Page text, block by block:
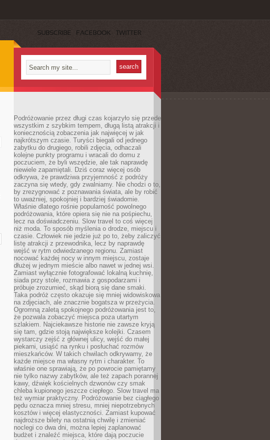
SUBSCRIBE FACEBOOK TWITTER
Podróżowanie przez długi czas kojarzyło się przede
wszystkim z szybkim tempem, długą listą atrakcji i
koniecznością zobaczenia jak najwięcej w jak
najkrótszym czasie. Turyści biegali od jednego
zabytku do drugiego, robili zdjęcia, odhaczali
kolejne punkty programu i wracali do domu z
poczuciem, że byli wszędzie, ale tak naprawdę
niewiele zapamiętali. Dziś coraz więcej osób
odkrywa, że prawdziwa przyjemność z podróży
zaczyna się wtedy, gdy zwalniamy. Nie chodzi o to,
by zrezygnować z poznawania świata, ale by robić
to uważniej, spokojniej i bardziej świadomie.
Właśnie dlatego rośnie popularność powolnego
podróżowania, które opiera się nie na pośpiechu,
lecz na doświadczeniu. Slow travel to coś więcej
niż moda. To sposób myślenia o drodze, miejscu i
czasie. Człowiek nie jedzie już po to, żeby zaliczyć
listę atrakcji z przewodnika, lecz by naprawdę
wejść w rytm odwiedzanego regionu. Zamiast
nocować każdej nocy w innym miejscu, zostaje
dłużej w jednym mieście albo nawet w jednej wsi.
Zamiast wyłącznie fotografować lokalną kuchnię,
siada przy stole, rozmawia z gospodarzami i
próbuje zrozumieć, skąd biorą się dane smaki.
Taka podróż często okazuje się mniej widowiskowa
na zdjęciach, ale znacznie bogatsza w przeżycia.
Ogromną zaletą spokojnego podróżowania jest to,
że pozwala zobaczyć miejsca poza utartym
szlakiem. Najciekawsze historie nie zawsze kryją
się tam, gdzie stoją największe kolejki. Czasem
wystarczy zejść z głównej ulicy, wejść do małej
piekarni, usiąść na rynku i posłuchać rozmów
mieszkańców. W takich chwilach odkrywamy, że
każde miejsce ma własny rytm i charakter. To
właśnie one sprawiają, że po powrocie pamiętamy
nie tylko nazwy zabytków, ale też zapach porannej
kawy, dźwięk kościelnych dzwonów czy smak
chleba kupionego jeszcze ciepłego. Slow travel ma
też wymiar praktyczny. Podróżowanie bez ciągłego
pędu oznacza mniej stresu, mniej niepotrzebnych
kosztów i więcej elastyczności. Zamiast kupować
najdroższe bilety na ostatnią chwilę i zmieniać
noclegi co dwa dni, można lepiej zaplanować
budżet i znaleźć miejsca, które dają poczucie